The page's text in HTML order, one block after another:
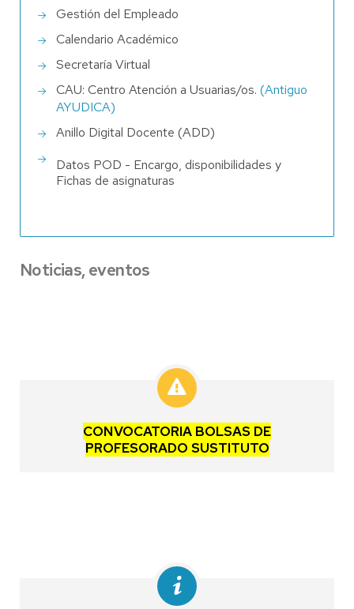
Gestión del Empleado
Calendario Académico
Secretaría Virtual
CAU: Centro Atención a Usuarias/os. (Antiguo
AYUDICA)
Anillo Digital Docente (ADD)
Datos POD - Encargo, disponibilidades y
Fichas de asignaturas
Noticias, eventos
CONVOCATORIA BOLSAS DE
PROFESORADO SUSTITUTO